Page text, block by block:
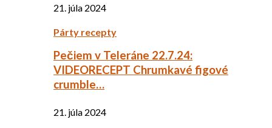
21. júla 2024
Párty recepty
Pečiem v Teleráne 22.7.24:
VIDEORECEPT Chrumkavé figové
crumble…
21. júla 2024